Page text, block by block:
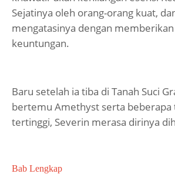
Sejatinya oleh orang-orang kuat,
mengatasinya dengan
keuntungan.
Baru setelah ia tiba di Tanah Suci
bertemu Amethyst serta beberapa
tertinggi, Severin merasa dirinya
Bab Lengkap